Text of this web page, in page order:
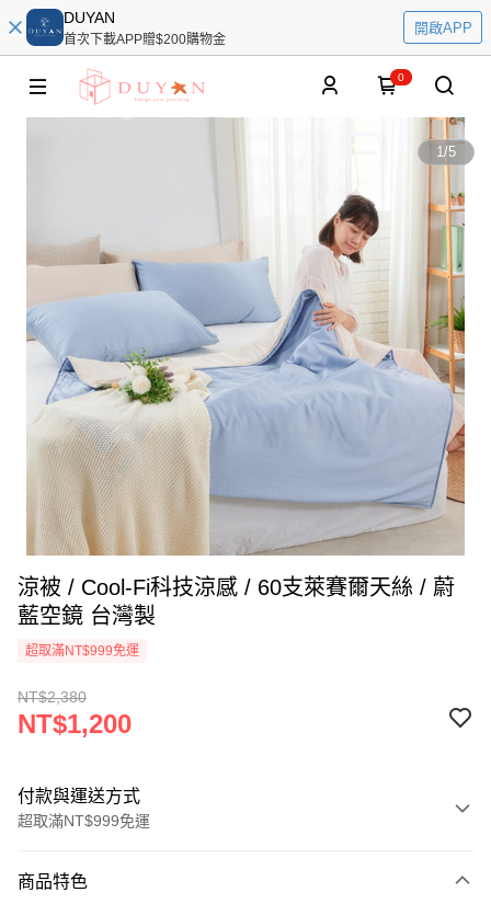
DUYAN
首次下載APP贈$200購物金
開啟APP
0
1/5
涼被 / Cool-Fi科技涼感 / 60支萊賽爾天絲 / 蔚
藍空鏡 台灣製
超取滿NT$999免運
NT$2,380
NT$1,200
付款與運送方式
超取滿NT$999免運
信用卡一次付款
商品特色